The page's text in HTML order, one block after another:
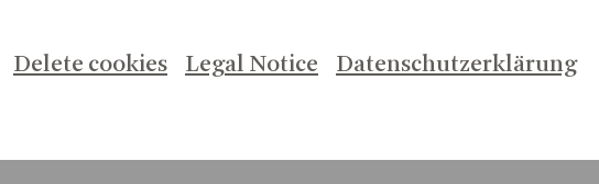
SPIELZEITSHOW
Delete cookies Legal Notice Datenschutzerklärung